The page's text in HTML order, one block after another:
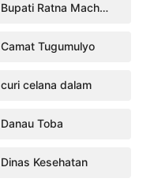
Bupati Ratna Machmud
Camat Tugumulyo
curi celana dalam
Danau Toba
Dinas Kesehatan